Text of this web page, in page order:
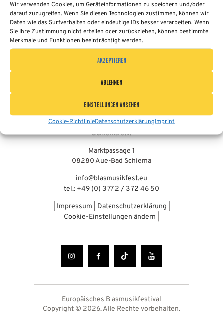
Wir verwenden Cookies, um Geräteinformationen zu speichern und/oder
darauf zuzugreifen. Wenn Sie diesen Technologien zustimmen, können wir
Daten wie das Surfverhalten oder eindeutige IDs besser verarbeiten. Wenn
Sie Ihre Zustimmung nicht erteilen oder zurückziehen, können bestimmte
Merkmale und Funktionen beeinträchtigt werden.
AKZEPTIEREN
ABLEHNEN
EINSTELLUNGEN ANSEHEN
Cookie-RichtlinieDatenschutzerklärungImprint
READ MORE
Bergmannsblasorchester Aue-Bad
Schlema e.V.
Marktpassage 1
08280 Aue-Bad Schlema
info@blasmusikfest.eu
tel.: +49 (0) 3 77 2 / 3 72 46 50
Impressum Datenschutzerklärung
Cookie-Einstellungen ändern
Europäisches Blasmusikfestival
Copyright © 2026. Alle Rechte vorbehalten.